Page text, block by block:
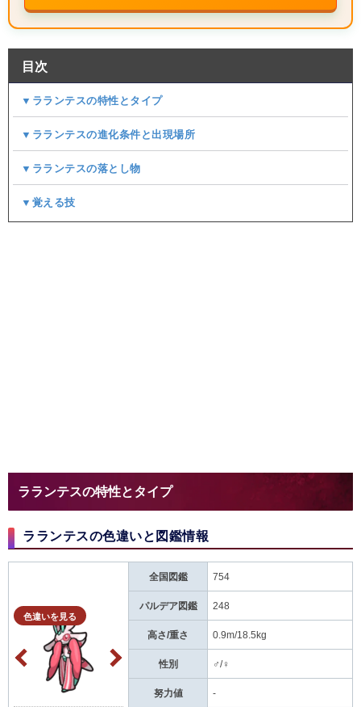
目次
▼ラランテスの特性とタイプ
▼ラランテスの進化条件と出現場所
▼ラランテスの落とし物
▼覚える技
ラランテスの特性とタイプ
ラランテスの色違いと図鑑情報
色違いを見る
全国図鑑 754
パルデア図鑑 248
高さ/重さ 0.9m/18.5kg
性別 ♂/♀
努力値 -